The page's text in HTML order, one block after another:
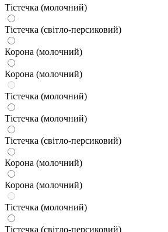
Тістечка (молочний)
Тістечка (світло-персиковий)
Корона (молочний)
Корона (молочний)
Тістечка (молочний)
Тістечка (молочний)
Тістечка (світло-персиковий)
Корона (молочний)
Корона (молочний)
Тістечка (молочний)
Тістечка (світло-персиковий)